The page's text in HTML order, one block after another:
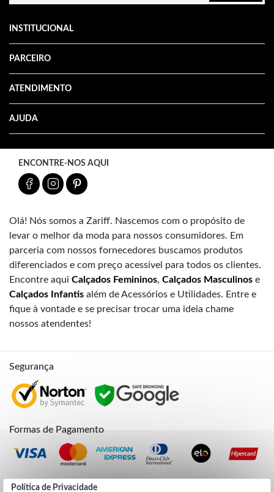
Política de Privacidade
INSTITUCIONAL
PARCEIRO
ATENDIMENTO
AJUDA
ENCONTRE-NOS AQUI
Olá! Nós somos a Zariff. Nascemos com o propósito de
levar o melhor da moda para nossos consumidores. Em
parceria com nossos fornecedores buscamos produtos
diferenciados e com preço acessível para todos os clientes.
Encontre aqui Calçados Femininos, Calçados Masculinos e
Calçados Infantis além de Acessórios e Utilidades. Entre e
fique à vontade e se precisar trocar uma ideia chame
nossos atendentes!
Segurança
Formas de Pagamento
Credibilidade